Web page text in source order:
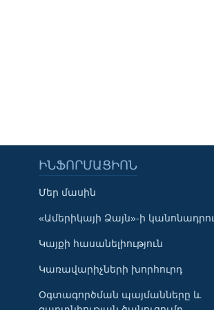
Learning English
ՀԵՏԵՒԵՔ ՄԵԶ
ԻՆՖՈՐՄԱՑԻՈՆ
Մեր մասին
«Ամերիկայի Ձայն»-ի
Կայքի հասանելիություն
Կառավարիչների խորհուրդ
Օգտագործման պայմանները և